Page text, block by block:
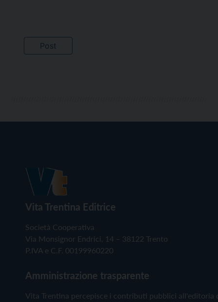
Vita Trentina Editrice
Società Cooperativa
Via Monsignor Endrici, 14 – 38122 Trento
P.IVA e C.F. 00199960220
Amministrazione trasparente
Vita Trentina percepisce i contributi pubblici all'editoria